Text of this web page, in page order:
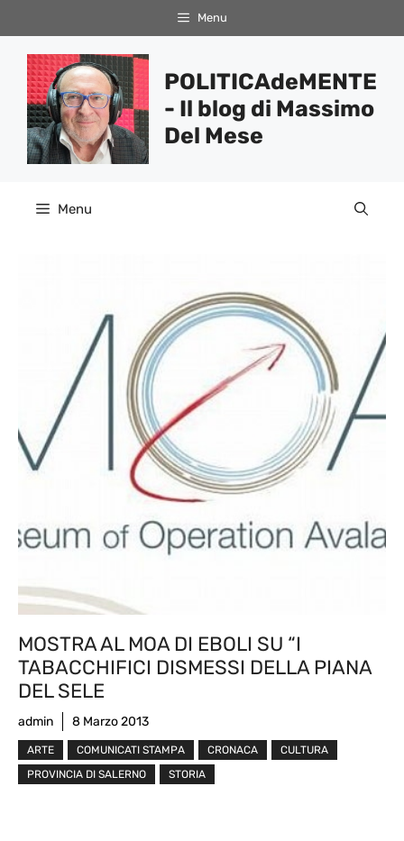
al
contenuto
Menu
POLITICAdeMENTE
- Il blog di Massimo
Del Mese
Menu
MOSTRA AL MOA DI EBOLI SU “I
TABACCHIFICI DISMESSI DELLA PIANA
DEL SELE
admin 8 Marzo 2013
ARTE COMUNICATI STAMPA CRONACA
CULTURA
PROVINCIA DI SALERNO
STORIA